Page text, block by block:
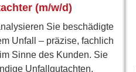
(m/w/d)
Sie beschädigte
Unfall – präzise, fachlich
Sinne des Kunden. Sie
Unfallgutachten,